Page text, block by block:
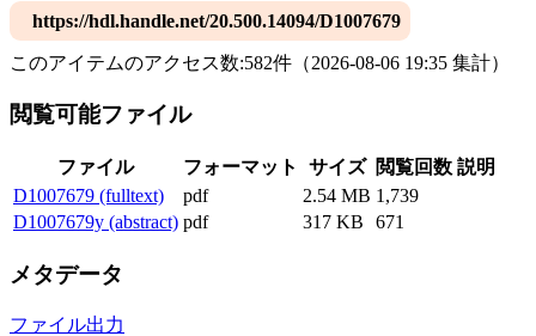
https://hdl.handle.net/20.500.14094/D1007679
このアイテムのアクセス数:582件 （2026-08-06 19:35 集計）
閲覧可能ファイル
ファイル フォーマット サイズ 閲覧回数 説明
D1007679 (fulltext)
pdf 2.54 MB 1,739
D1007679y (abstract) pdf 317 KB 671
メタデータ
ファイル出力